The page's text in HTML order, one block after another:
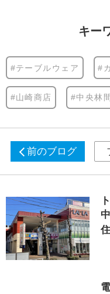
キー
#テーブルウェア #
#山崎商店 #中央林間
前のブログ